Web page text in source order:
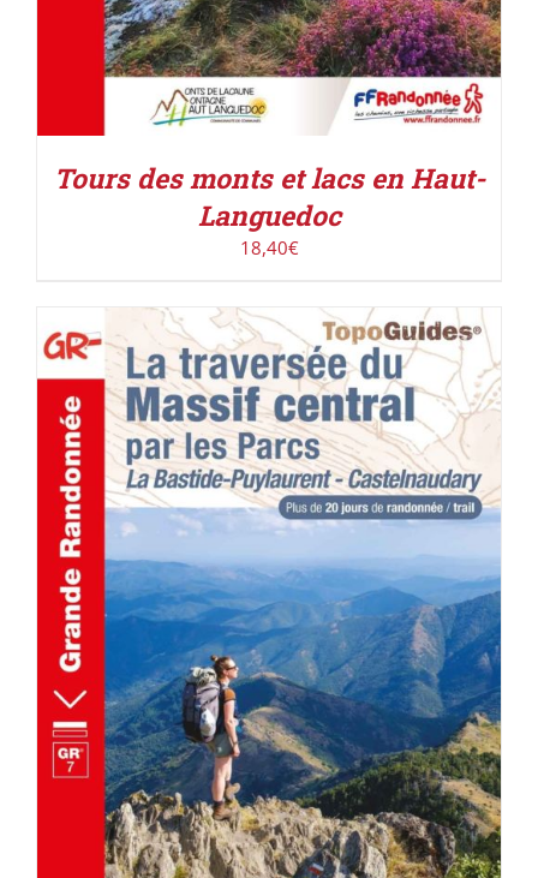
Tours des monts et lacs en Haut-
Languedoc
18,40€
AJOUTER AU PANIER / DÉTAILS